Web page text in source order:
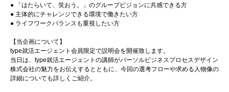
● 「はたらいて、笑おう。」のグループビジョンに共感できる方
● 主体的にチャレンジできる環境で働きたい方
● ライフワークバランスも重視したい方
【当企画について】
type就活エージェント会員限定で説明会を開催致します。
当日は、type就活エージェントの講師がパーソルビジネスプロセスデザイン
株式会社の魅力をお伝えするとともに、今回の選考フローや求める人物像の
詳細についても詳しくご紹介。